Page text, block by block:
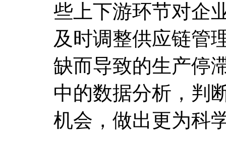
些上下游环节对企
及时调整供应链管
缺而导致的生产停
中的数据分析，判
机会，做出更为科